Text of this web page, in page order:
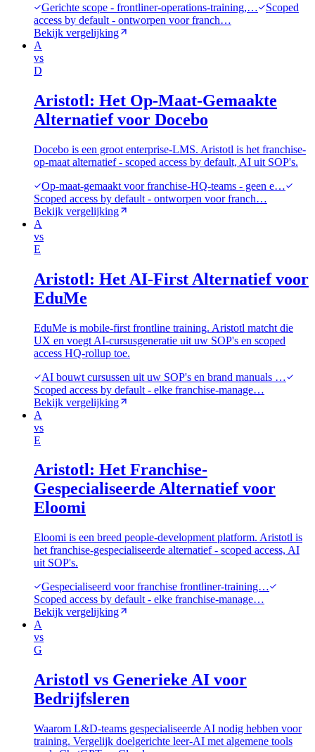
Gerichte scope - frontliner-operations-training,…
Scoped
access by default - ontworpen voor franch…
Bekijk vergelijking
A
vs
D
Aristotl: Het Op-Maat-Gemaakte
Alternatief voor Docebo
Docebo is een groot enterprise-LMS. Aristotl is het franchise-
op-maat alternatief - scoped access by default, AI uit SOP's.
Op-maat-gemaakt voor franchise-HQ-teams - geen e…
Scoped access by default - ontworpen voor franch…
Bekijk vergelijking
A
vs
E
Aristotl: Het AI-First Alternatief voor
EduMe
EduMe is mobile-first frontline training. Aristotl matcht die
UX en voegt AI-cursusgeneratie uit uw SOP's en scoped
access HQ-rollup toe.
AI bouwt cursussen uit uw SOP's en brand manuals …
Scoped access by default - elke franchise-manage…
Bekijk vergelijking
A
vs
E
Aristotl: Het Franchise-
Gespecialiseerde Alternatief voor
Eloomi
Eloomi is een breed people-development platform. Aristotl is
het franchise-gespecialiseerde alternatief - scoped access, AI
uit SOP's.
Gespecialiseerd voor franchise frontliner-training…
Scoped access by default - elke franchise-manage…
Bekijk vergelijking
A
vs
G
Aristotl vs Generieke AI voor
Bedrijfsleren
Waarom L&D-teams gespecialiseerde AI nodig hebben voor
training. Vergelijk doelgerichte leer-AI met algemene tools